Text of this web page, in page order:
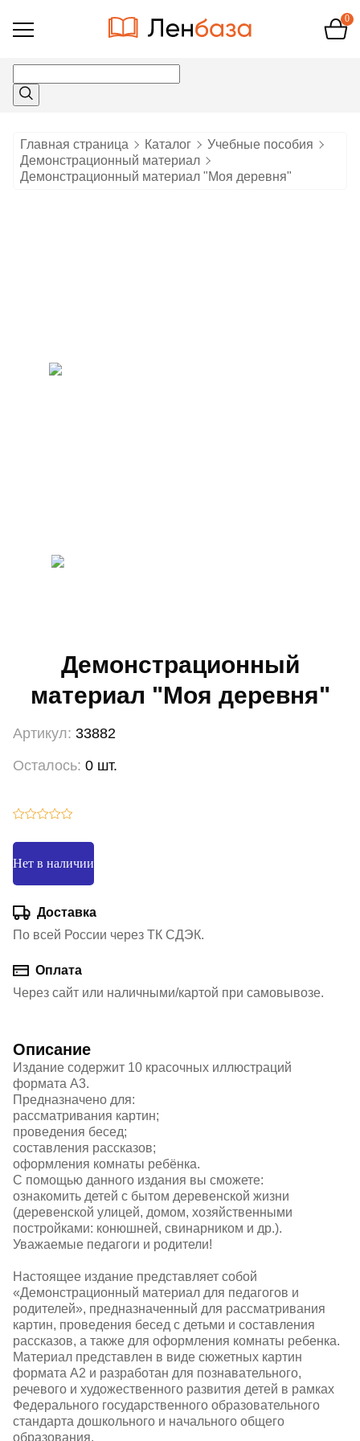
Открыть
0
Главная страница Каталог
Учебные пособия
Демонстрационный материал
Демонстрационный материал "Моя деревня"
Демонстрационный
материал "Моя деревня"
Артикул: 33882
Осталось: 0 шт.
Нет в наличии
Доставка
По всей России через ТК СДЭК.
Оплата
Через сайт или наличными/картой при самовывозе.
Описание
Издание содержит 10 красочных иллюстраций
формата А3.
Предназначено для:
рассматривания картин;
проведения бесед;
составления рассказов;
оформления комнаты ребёнка.
С помощью данного издания вы сможете:
ознакомить детей с бытом деревенской жизни
(деревенской улицей, домом, хозяйственными
постройками: конюшней, свинарником и др.).
Уважаемые педагоги и родители!
Настоящее издание представляет собой
«Демонстрационный материал для педагогов и
родителей», предназначенный для рассматривания
картин, проведения бесед с детьми и составления
рассказов, а также для оформления комнаты ребенка.
Материал представлен в виде сюжетных картин
формата А2 и разработан для познавательного,
речевого и художественного развития детей в рамках
Федерального государственного образовательного
стандарта дошкольного и начального общего
образования.